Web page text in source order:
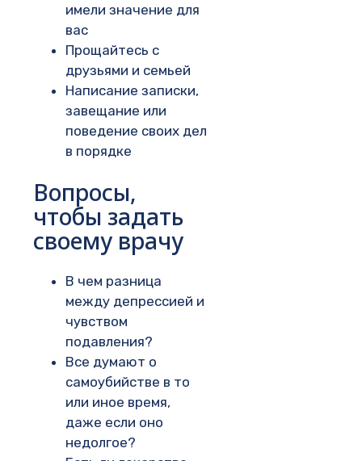
имели значение для
вас
Прощайтесь с
друзьями и семьей
Написание записки,
завещание или
поведение своих дел
в порядке
Вопросы,
чтобы задать
своему врачу
В чем разница
между депрессией и
чувством
подавления?
Все думают о
самоубийстве в то
или иное время,
даже если оно
недолгое?